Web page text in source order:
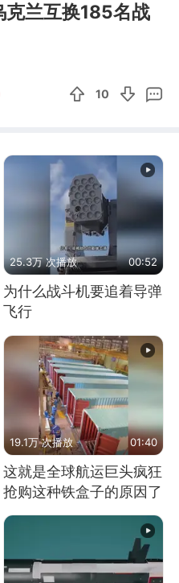
兰互换185名战
10
25.3万 次播放 00:52
为什么战斗机要追着导弹
飞行
19.1万 次播放 01:40
这就是全球航运巨头疯狂
抢购这种铁盒子的原因了